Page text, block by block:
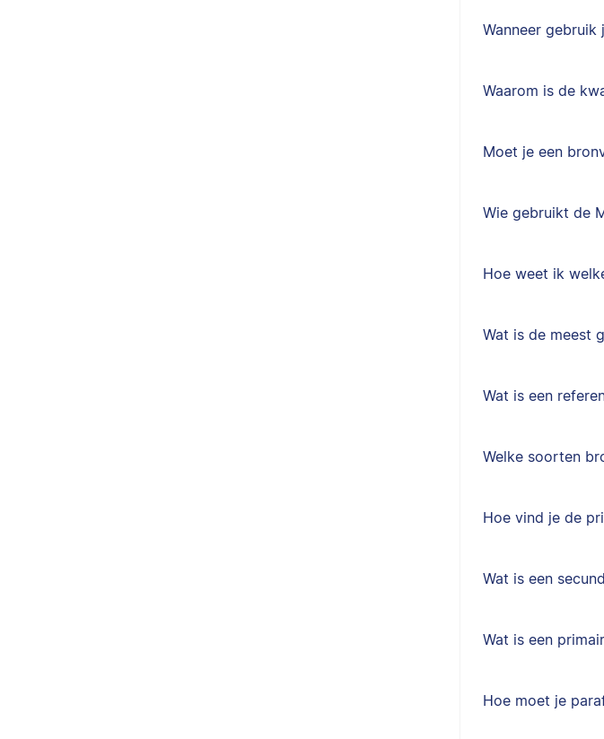
Wanneer gebruik
Waarom is de
Moet je een
Wie gebruikt de
Hoe weet ik
Wat is de meest
Wat is een
Welke soorten
Hoe vind je de
Wat is een
Wat is een
Hoe moet je